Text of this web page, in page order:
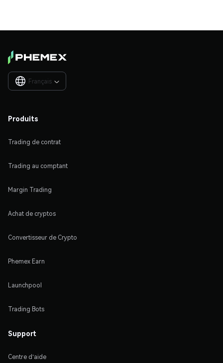
Français 
Produits
Trading de contrat
Trading au comptant
Margin Trading
Achat de cryptos
Convertisseur de Crypto
Phemex Earn
Launchpool
Trading Bots
Support
Centre d'aide